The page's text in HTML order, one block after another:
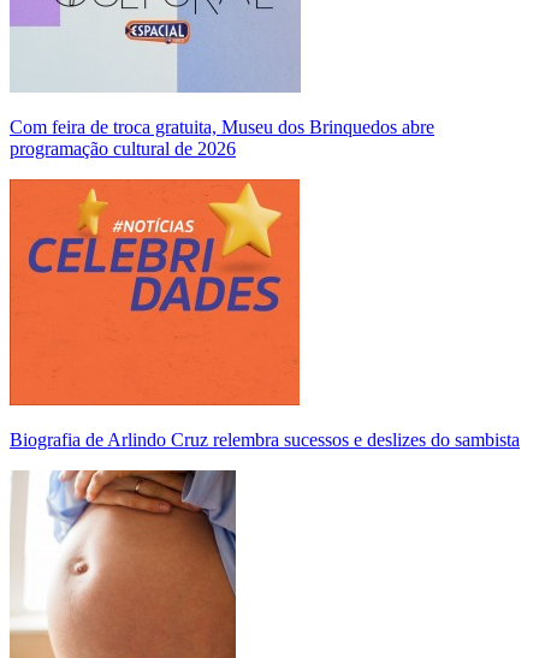
Com feira de troca gratuita, Museu dos Brinquedos abre
programação cultural de 2026
Biografia de Arlindo Cruz relembra sucessos e deslizes do sambista